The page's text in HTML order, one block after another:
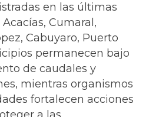
en las últimas
Cumaral,
Cabuyaro, Puerto
permanecen bajo
de caudales y
mientras organismos
fortalecen acciones